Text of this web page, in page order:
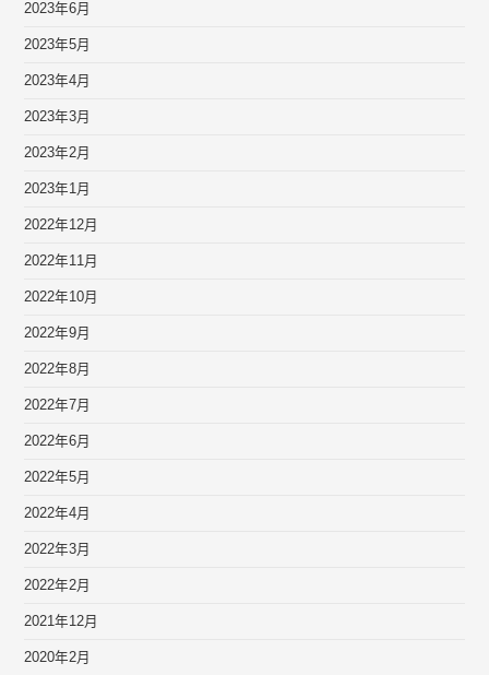
2023年6月
2023年5月
2023年4月
2023年3月
2023年2月
2023年1月
2022年12月
2022年11月
2022年10月
2022年9月
2022年8月
2022年7月
2022年6月
2022年5月
2022年4月
2022年3月
2022年2月
2021年12月
2020年2月